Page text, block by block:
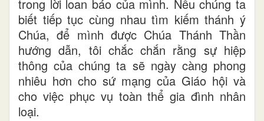
trong lời loan báo của mình. Nếu chúng ta
biết tiếp tục cùng nhau tìm kiếm thánh ý
Chúa, để mình được Chúa Thánh Thần
hướng dẫn, tôi chắc chắn rằng sự hiệp
thông của chúng ta sẽ ngày càng phong
nhiêu hơn cho sứ mạng của Giáo hội và
cho việc phục vụ toàn thể gia đình nhân
loại.